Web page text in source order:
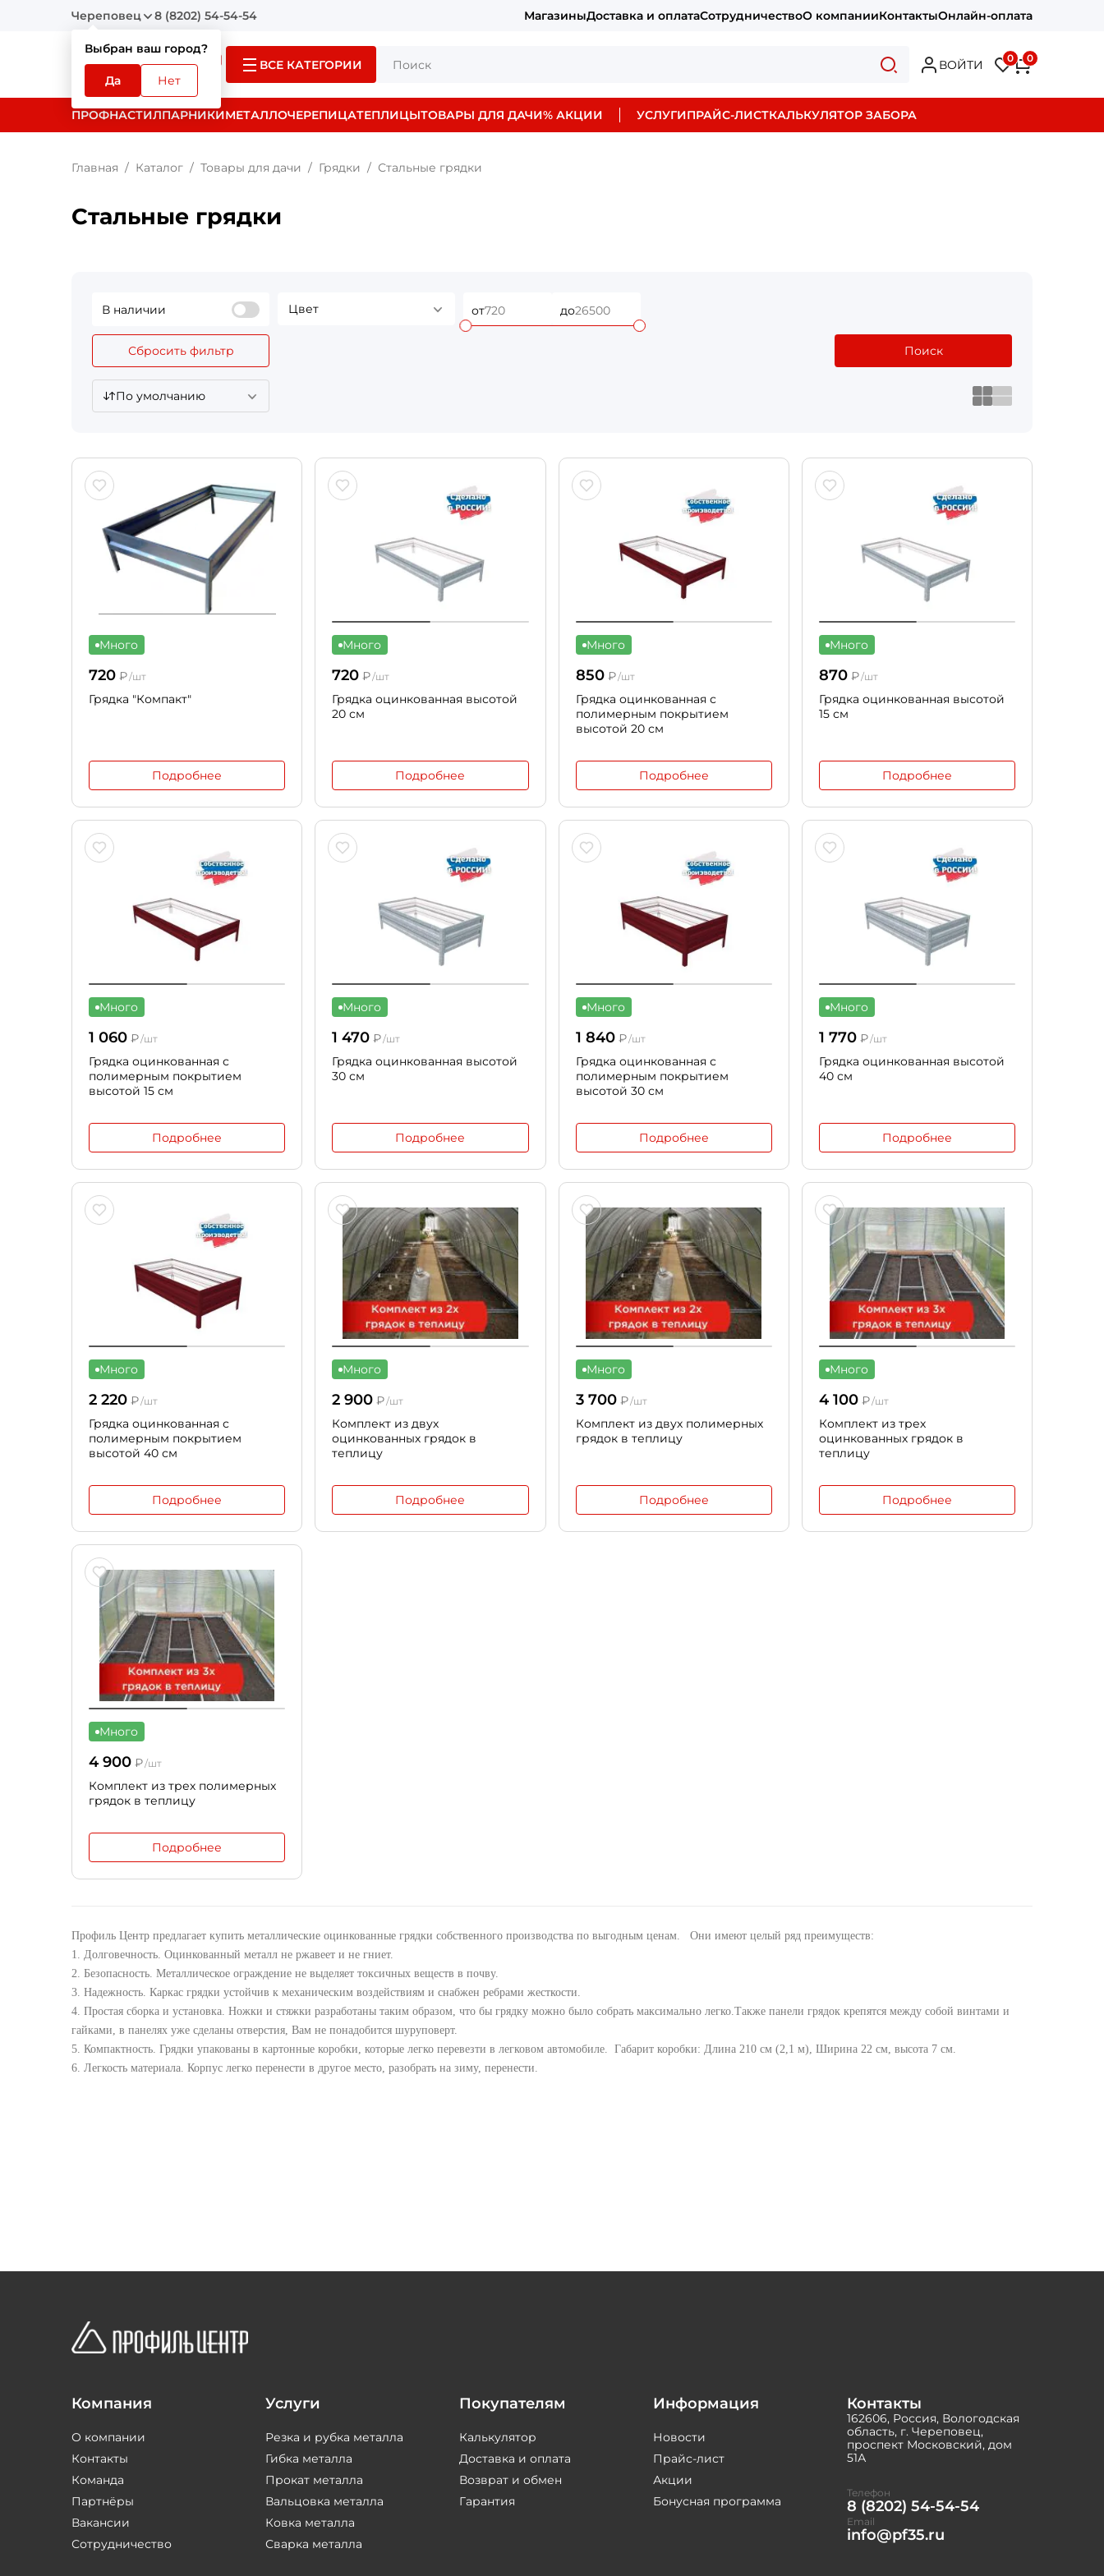
Череповец
Выбран ваш город?
Да Нет
8 (8202) 54-54-54 МагазиныДоставка и оплатаСотрудничествоО компанииКонтактыОнлайн-оплата
ВСЕ КАТЕГОРИИ ВОЙТИ 0 0
ПРОФНАСТИЛПАРНИКИМЕТАЛЛОЧЕРЕПИЦАТЕПЛИЦЫТОВАРЫ ДЛЯ ДАЧИ% АКЦИИ УСЛУГИПРАЙС-ЛИСТКАЛЬКУЛЯТОР ЗАБОРА
Главная Каталог Товары для дачи Грядки Стальные грядки
Стальные грядки
В наличии Цвет от до
Сбросить фильтр Поиск
По умолчанию
Много
720 ₽/шт
Грядка "Компакт"
Подробнее
Много
720 ₽/шт
Грядка оцинкованная высотой
20 см
Подробнее
Много
850₽/шт
Грядка оцинкованная с
полимерным покрытием
высотой 20 см
Подробнее
Много
870₽/шт
Грядка оцинкованная высотой
15 см
Подробнее
Много
1 060 ₽/шт
Грядка оцинкованная с
полимерным покрытием
высотой 15 см
Подробнее
Много
1 470 ₽/шт
Грядка оцинкованная высотой
30 см
Подробнее
Много
1 840₽/шт
Грядка оцинкованная с
полимерным покрытием
высотой 30 см
Подробнее
Много
1 770₽/шт
Грядка оцинкованная высотой
40 см
Подробнее
Много
2 220 ₽/шт
Грядка оцинкованная с
полимерным покрытием
высотой 40 см
Подробнее
Много
2 900 ₽/шт
Комплект из двух
оцинкованных грядок в
теплицу
Подробнее
Много
3 700₽/шт
Комплект из двух полимерных
грядок в теплицу
Подробнее
Много
4 100₽/шт
Комплект из трех
оцинкованных грядок в
теплицу
Подробнее
Много
4 900 ₽/шт
Комплект из трех полимерных
грядок в теплицу
Подробнее
Профиль Центр предлагает купить металлические оцинкованные грядки собственного производства по выгодным ценам. Они имеют целый ряд преимуществ:
1. Долговечность. Оцинкованный металл не ржавеет и не гниет.
2. Безопасность. Металлическое ограждение не выделяет токсичных веществ в почву.
3. Надежность. Каркас грядки устойчив к механическим воздействиям и снабжен ребрами жесткости.
4. Простая сборка и установка. Ножки и стяжки разработаны таким образом, что бы грядку можно было собрать максимально легко.Также панели грядок крепятся между собой винтами и
гайками, в панелях уже сделаны отверстия, Вам не понадобится шуруповерт.
5. Компактность. Грядки упакованы в картонные коробки, которые легко перевезти в легковом автомобиле. Габарит коробки: Длина 210 см (2,1 м), Ширина 22 см, высота 7 см.
6. Легкость материала. Корпус легко перенести в другое место, разобрать на зиму, перенести.
Компания
О компании
Контакты
Команда
Партнёры
Вакансии
Сотрудничество
Услуги
Резка и рубка металла
Гибка металла
Прокат металла
Вальцовка металла
Ковка металла
Сварка металла
Покупателям
Калькулятор
Доставка и оплата
Возврат и обмен
Гарантия
Информация
Новости
Прайс-лист
Акции
Бонусная программа
Контакты
162606, Россия, Вологодская
область, г. Череповец,
проспект Московский, дом
51А
Телефон
8 (8202) 54-54-54
Email
info@pf35.ru